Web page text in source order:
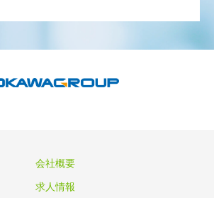
会社概要
求人情報